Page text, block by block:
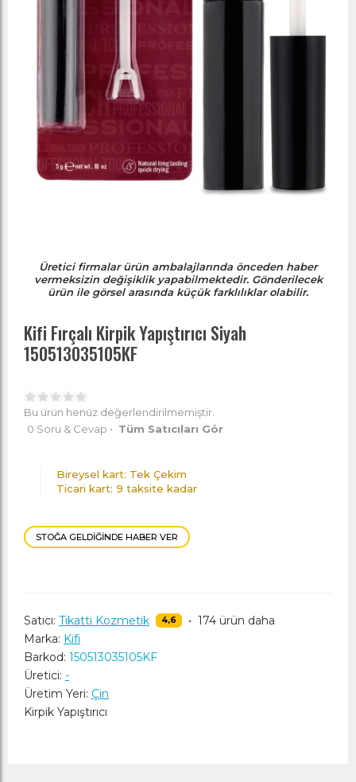
Üretici firmalar ürün ambalajlarında önceden haber
vermeksizin değişiklik yapabilmektedir. Gönderilecek
ürün ile görsel arasında küçük farklılıklar olabilir.
Kifi Fırçalı Kirpik Yapıştırıcı Siyah
150513035105KF
Bu ürün henüz değerlendirilmemiştir.
0 Soru & Cevap • Tüm Satıcıları Gör
Bireysel kart: Tek Çekim
Ticari kart: 9 taksite kadar
STOĞA GELDIĞINDE HABER VER
Satıcı: Tikatti Kozmetik 4,6 • 174 ürün daha
Marka: Kifi
Barkod: 150513035105KF
Üretici: -
Üretim Yeri: Çin
Kirpik Yapıştırıcı